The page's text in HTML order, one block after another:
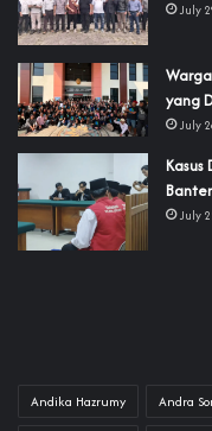
July
yang
July
‎Kasus
July
Andika Hazrumy Andra